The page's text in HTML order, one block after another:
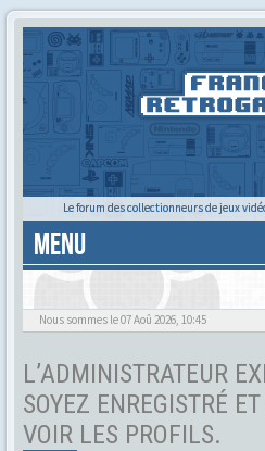
Le forum des collectionneurs de jeux
MENU
Tu cherches quelqu'un ?
Nous sommes le 07 Aoû 2026, 10:45
L’ADMINISTRATEUR
SOYEZ ENREGISTRÉ
VOIR LES PROFILS.